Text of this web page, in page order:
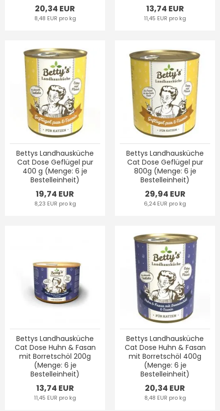
20,34 EUR
8,48 EUR pro kg
13,74 EUR
11,45 EUR pro kg
Bettys Landhausküche
Cat Dose Geflügel pur
400 g (Menge: 6 je
Bestelleinheit)
19,74 EUR
8,23 EUR pro kg
Bettys Landhausküche
Cat Dose Geflügel pur
800g (Menge: 6 je
Bestelleinheit)
29,94 EUR
6,24 EUR pro kg
Bettys Landhausküche
Cat Dose Huhn & Fasan
mit Borretschöl 200g
(Menge: 6 je
Bestelleinheit)
13,74 EUR
11,45 EUR pro kg
Bettys Landhausküche
Cat Dose Huhn & Fasan
mit Borretschöl 400g
(Menge: 6 je
Bestelleinheit)
20,34 EUR
8,48 EUR pro kg